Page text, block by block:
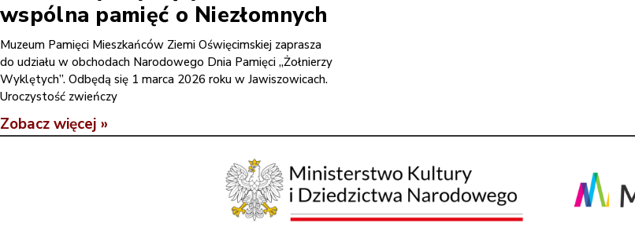
wspólna pamięć o Niezłomnych
Muzeum Pamięci Mieszkańców Ziemi Oświęcimskiej zaprasza
do udziału w obchodach Narodowego Dnia Pamięci „Żołnierzy
Wyklętych”. Odbędą się 1 marca 2026 roku w Jawiszowicach.
Uroczystość zwieńczy
Zobacz więcej »